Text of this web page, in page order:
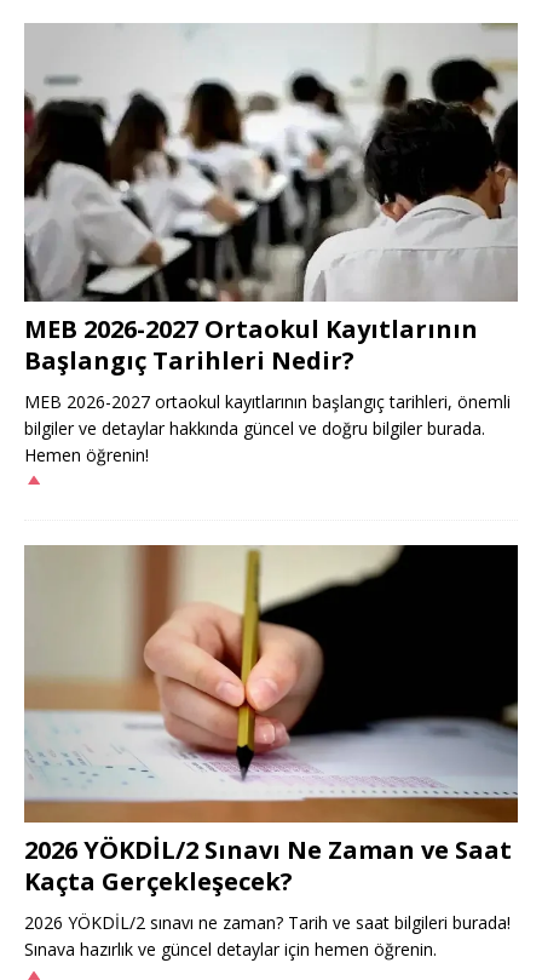
MEB 2026-2027 Ortaokul Kayıtlarının
Başlangıç Tarihleri Nedir?
MEB 2026-2027 ortaokul kayıtlarının başlangıç tarihleri, önemli
bilgiler ve detaylar hakkında güncel ve doğru bilgiler burada.
Hemen öğrenin!
2026 YÖKDİL/2 Sınavı Ne Zaman ve Saat
Kaçta Gerçekleşecek?
2026 YÖKDİL/2 sınavı ne zaman? Tarih ve saat bilgileri burada!
Sınava hazırlık ve güncel detaylar için hemen öğrenin.